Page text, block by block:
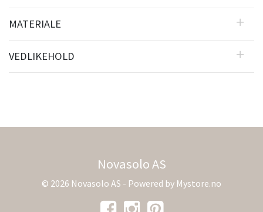
MATERIALE
VEDLIKEHOLD
Novasolo AS
© 2026 Novasolo AS - Powered by Mystore.no